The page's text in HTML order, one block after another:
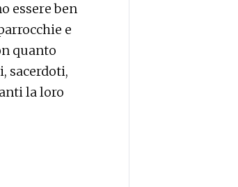
essere ben
e
quanto
sacerdoti,
la loro